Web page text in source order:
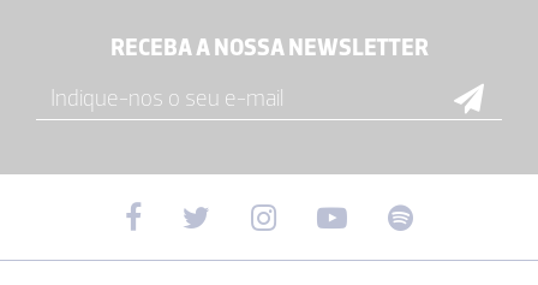
RECEBA A NOSSA NEWSLETTER